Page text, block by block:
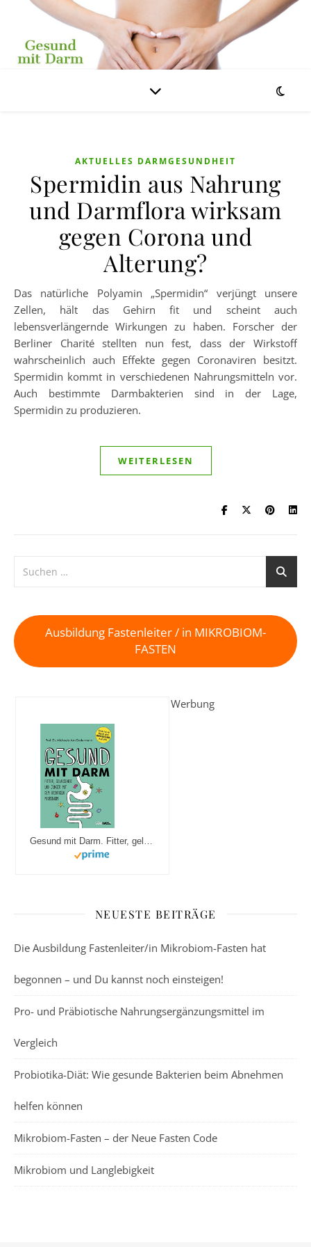
AKTUELLES DARMGESUNDHEIT
Spermidin aus Nahrung
und Darmflora wirksam
gegen Corona und
Alterung?
Das natürliche Polyamin „Spermidin“ verjüngt unsere
Zellen, hält das Gehirn fit und scheint auch
lebensverlängernde Wirkungen zu haben. Forscher der
Berliner Charité stellten nun fest, dass der Wirkstoff
wahrscheinlich auch Effekte gegen Coronaviren besitzt.
Spermidin kommt in verschiedenen Nahrungsmitteln vor.
Auch bestimmte Darmbakterien sind in der Lage,
Spermidin zu produzieren.
WEITERLESEN
Ausbildung Fastenleiter / in MIKROBIOM-
FASTEN
Werbung
NEUESTE BEITRÄGE
Die Ausbildung Fastenleiter/in Mikrobiom-Fasten hat
begonnen – und Du kannst noch einsteigen!
Pro- und Präbiotische Nahrungsergänzungsmittel im
Vergleich
Probiotika-Diät: Wie gesunde Bakterien beim Abnehmen
helfen können
Mikrobiom-Fasten – der Neue Fasten Code
Mikrobiom und Langlebigkeit